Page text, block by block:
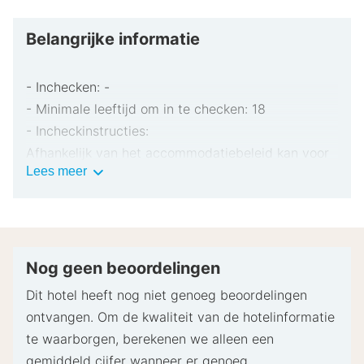
Belangrijke informatie
- Inchecken: -
- Minimale leeftijd om in te checken: 18
- Incheckinstructies:
Afhankelijk van het accommodatiebeleid kan voor
extra personen een toeslag in rekening worden
pinpas of borgsom in contanten te verstrekken
Speciale verzoeken worden onder voorbehoud van
beschikbaarheid bij het inchecken ingewilligd.
Hiervoor kunnen extra kosten in rekening worden
Lees meerBelangrijke
Nog geen beoordelingen
Dit hotel heeft nog niet genoeg beoordelingen
ontvangen. Om de kwaliteit van de hotelinformatie
te waarborgen, berekenen we alleen een